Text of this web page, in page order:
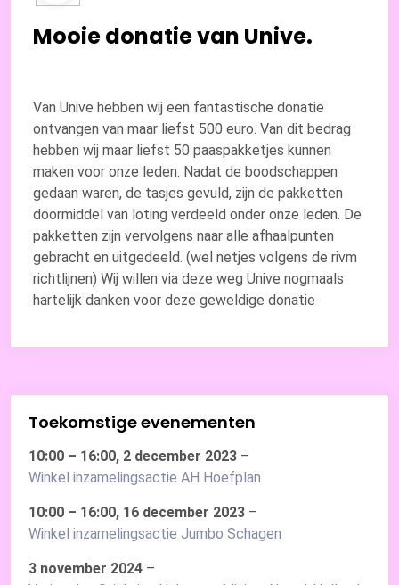
Mooie donatie van Unive.
Van Unive hebben wij een fantastische donatie
ontvangen van maar liefst 500 euro. Van dit bedrag
hebben wij maar liefst 50 paaspakketjes kunnen
maken voor onze leden. Nadat de boodschappen
gedaan waren, de tasjes gevuld, zijn de pakketten
doormiddel van loting verdeeld onder onze leden. De
pakketten zijn vervolgens naar alle afhaalpunten
gebracht en uitgedeeld. (wel netjes volgens de rivm
richtlijnen) Wij willen via deze weg Unive nogmaals
hartelijk danken voor deze geweldige donatie
Toekomstige evenementen
10:00 – 16:00, 2 december 2023 –
Winkel inzamelingsactie AH Hoefplan
10:00 – 16:00, 16 december 2023 –
Winkel inzamelingsactie Jumbo Schagen
3 november 2024 –